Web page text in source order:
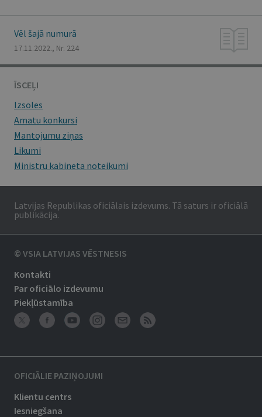
Vēl šajā numurā
17.11.2022., Nr. 224
ĪSCEĻI
Izsoles
Amatu konkursi
Mantojumu ziņas
Likumi
Ministru kabineta noteikumi
Latvijas Republikas oficiālais izdevums. Tā saturs ir oficiālā
publikācija.
© VSIA LATVIJAS VĒSTNESIS
Kontakti
Par oficiālo izdevumu
Piekļūstamība
OFICIĀLIE PAZIŅOJUMI
Klientu centrs
Iesniegšana